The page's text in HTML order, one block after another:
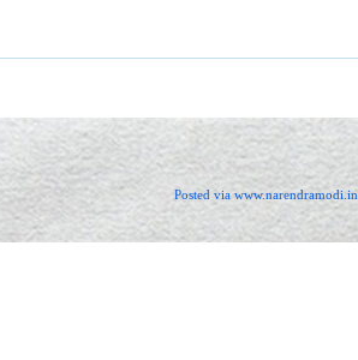
Posted via www.narendramodi.in